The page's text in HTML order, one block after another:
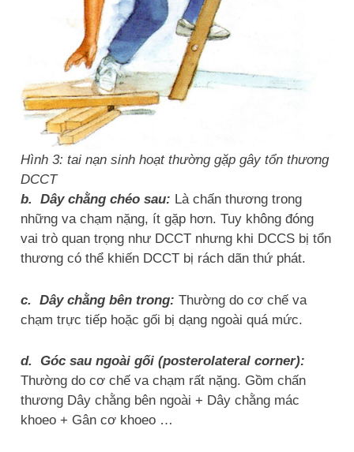
Hình 3: tai nạn sinh hoạt thường gặp gây tổn thương
DCCT
b. Dây chằng chéo sau: Là chấn thương trong
những va chạm nặng, ít gặp hơn. Tuy không đóng
vai trò quan trọng như DCCT nhưng khi DCCS bị tổn
thương có thể khiến DCCT bị rách dãn thứ phát.
c. Dây chằng bên trong: Thường do cơ chế va
chạm trực tiếp hoặc gối bị dạng ngoài quá mức.
d. Góc sau ngoài gối (posterolateral corner):
Thường do cơ chế va chạm rất nặng. Gồm chấn
thương Dây chằng bên ngoài + Dây chằng mác
khoeo + Gân cơ khoeo …